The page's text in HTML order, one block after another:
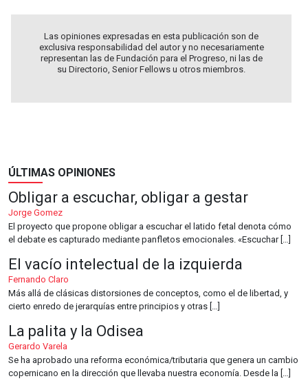
Las opiniones expresadas en esta publicación son de
exclusiva responsabilidad del autor y no necesariamente
representan las de Fundación para el Progreso, ni las de
su Directorio, Senior Fellows u otros miembros.
ÚLTIMAS OPINIONES
Obligar a escuchar, obligar a gestar
Jorge Gomez
El proyecto que propone obligar a escuchar el latido fetal denota cómo
el debate es capturado mediante panfletos emocionales. «Escuchar […]
El vacío intelectual de la izquierda
Fernando Claro
Más allá de clásicas distorsiones de conceptos, como el de libertad, y
cierto enredo de jerarquías entre principios y otras […]
La palita y la Odisea
Gerardo Varela
Se ha aprobado una reforma económica/tributaria que genera un cambio
copernicano en la dirección que llevaba nuestra economía. Desde la […]